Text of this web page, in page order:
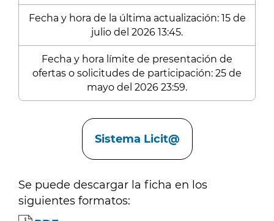
Fecha y hora de la última actualización: 15 de
julio del 2026 13:45.
Fecha y hora límite de presentación de
ofertas o solicitudes de participación: 25 de
mayo del 2026 23:59.
Sistema Licit@
Se puede descargar la ficha en los
siguientes formatos: